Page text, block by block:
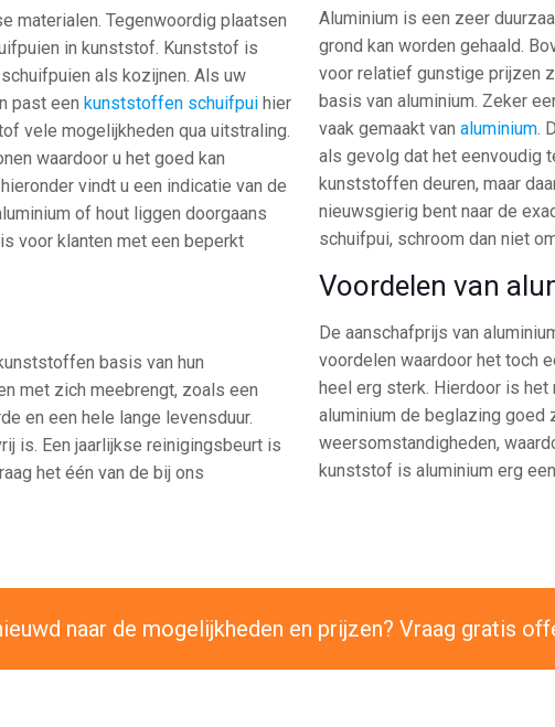
materialen. Tegenwoordig plaatsen
in kunststof. Kunststof is
als kozijnen. Als uw
past eenkunststoffen schuifpui hier
vele mogelijkheden qua uitstraling.
waardoor u het goed kan
vindt u een indicatie van de
of hout liggen doorgaans
voor klanten met een beperkt
basis van hun
met zich meebrengt, zoals een
en een hele lange levensduur.
is. Een jaarlijkse reinigingsbeurt is
het één van de bij ons
Aluminium is een zeer
grond kan worden gehaald.
voor relatief gunstige prijzen
basis van aluminium. Zeker
vaak gemaakt van aluminium.
als gevolg dat het eenvoudig
kunststoffen deuren, maar
nieuwsgierig bent naar de
schuifpui, schroom dan niet
Voordelen van
De aanschafprijs van
voordelen waardoor het toch
heel erg sterk. Hierdoor is
aluminium de beglazing goed
weersomstandigheden,
kunststof is aluminium erg
naar de mogelijkheden en prijzen? Vraag gratis